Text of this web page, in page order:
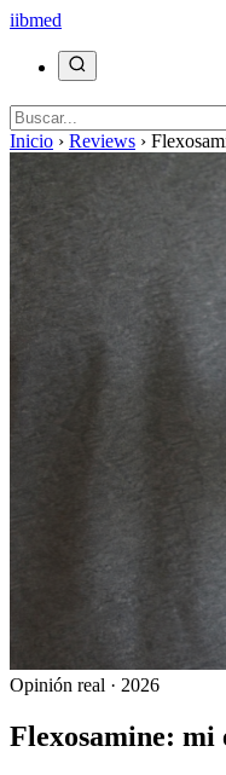
iibmed
Inicio › Reviews ›
Opinión real · 2026
Flexosamine: mi